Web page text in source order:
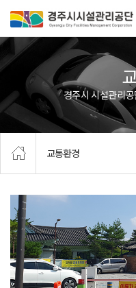
경주시 시설관리
교통환경